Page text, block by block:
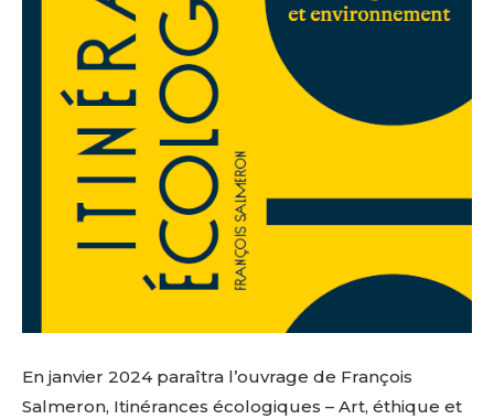
En janvier 2024 paraîtra l’ouvrage de François
Salmeron, Itinérances écologiques – Art, éthique et